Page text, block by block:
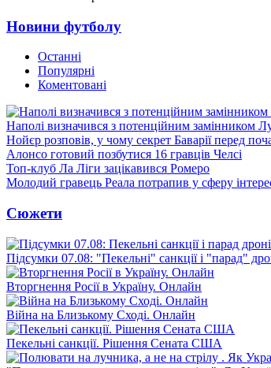
Новини футболу
Останні
Популярні
Коментовані
Наполі визначився з потенційним замінником
Нойєр розповів, у чому секрет Баварії перед
Алонсо готовий позбутися 16 гравців Челсі
Топ-клуб Ла Ліги зацікавився Ромеро
Молодий гравець Реала потрапив у сферу
Сюжети
Підсумки 07.08: "Пекельні" санкції і "парад"
Вторгнення Росії в Україну. Онлайн
Війна на Близькому Сході. Онлайн
Пекельні санкції. Рішення Сената США